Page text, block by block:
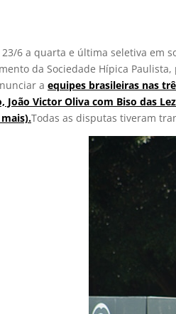
23/6 a quarta e última seletiva em
da Sociedade Hípica
a equipes brasileiras nas
João Victor Oliva com Biso das
Todas as disputas tiveram